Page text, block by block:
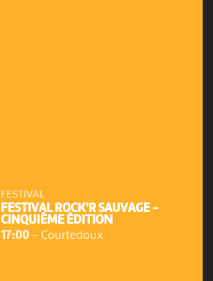
FESTIVAL
FESTIVAL ROCK'R SAUVAGE -
CINQUIÈME ÉDITION
17:00- Courtedoux